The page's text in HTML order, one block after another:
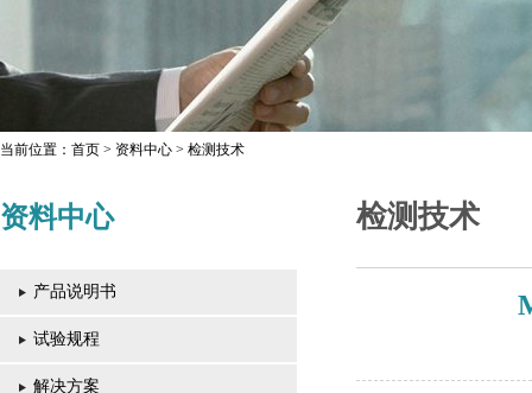
当前位置： 首页 > 资料中心 > 检测技术
资料中心
产品说明书
试验规程
解决方案
检测技术